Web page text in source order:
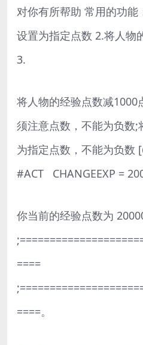
对你有所帮助 常用的功
设置为指定点数 2.将人物
3.
将人物的经验点数减1000
须注意点数，不能为负数;
为指定点数，不能为负数
#ACT CHANGEEXP =
你当前的经验点数为
====
====。